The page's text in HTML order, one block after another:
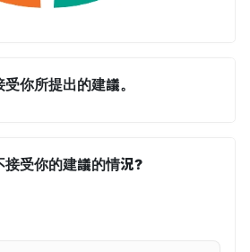
你所提出的建議。
受你的建議的情況?